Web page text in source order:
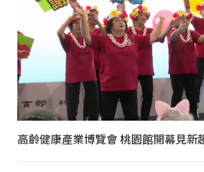
高齡健康產業博覽會 桃園館開幕見新